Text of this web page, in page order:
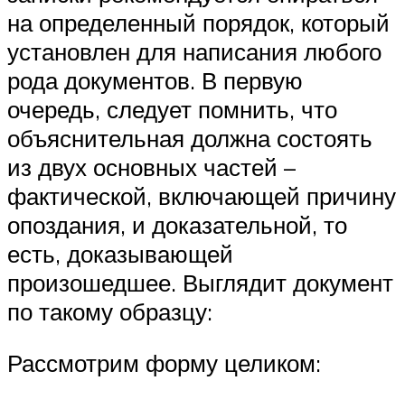
на определенный порядок, который
установлен для написания любого
рода документов. В первую
очередь, следует помнить, что
объяснительная должна состоять
из двух основных частей –
фактической, включающей причину
опоздания, и доказательной, то
есть, доказывающей
произошедшее. Выглядит документ
по такому образцу:
Рассмотрим форму целиком: